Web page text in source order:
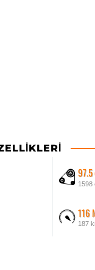
1598
116
187